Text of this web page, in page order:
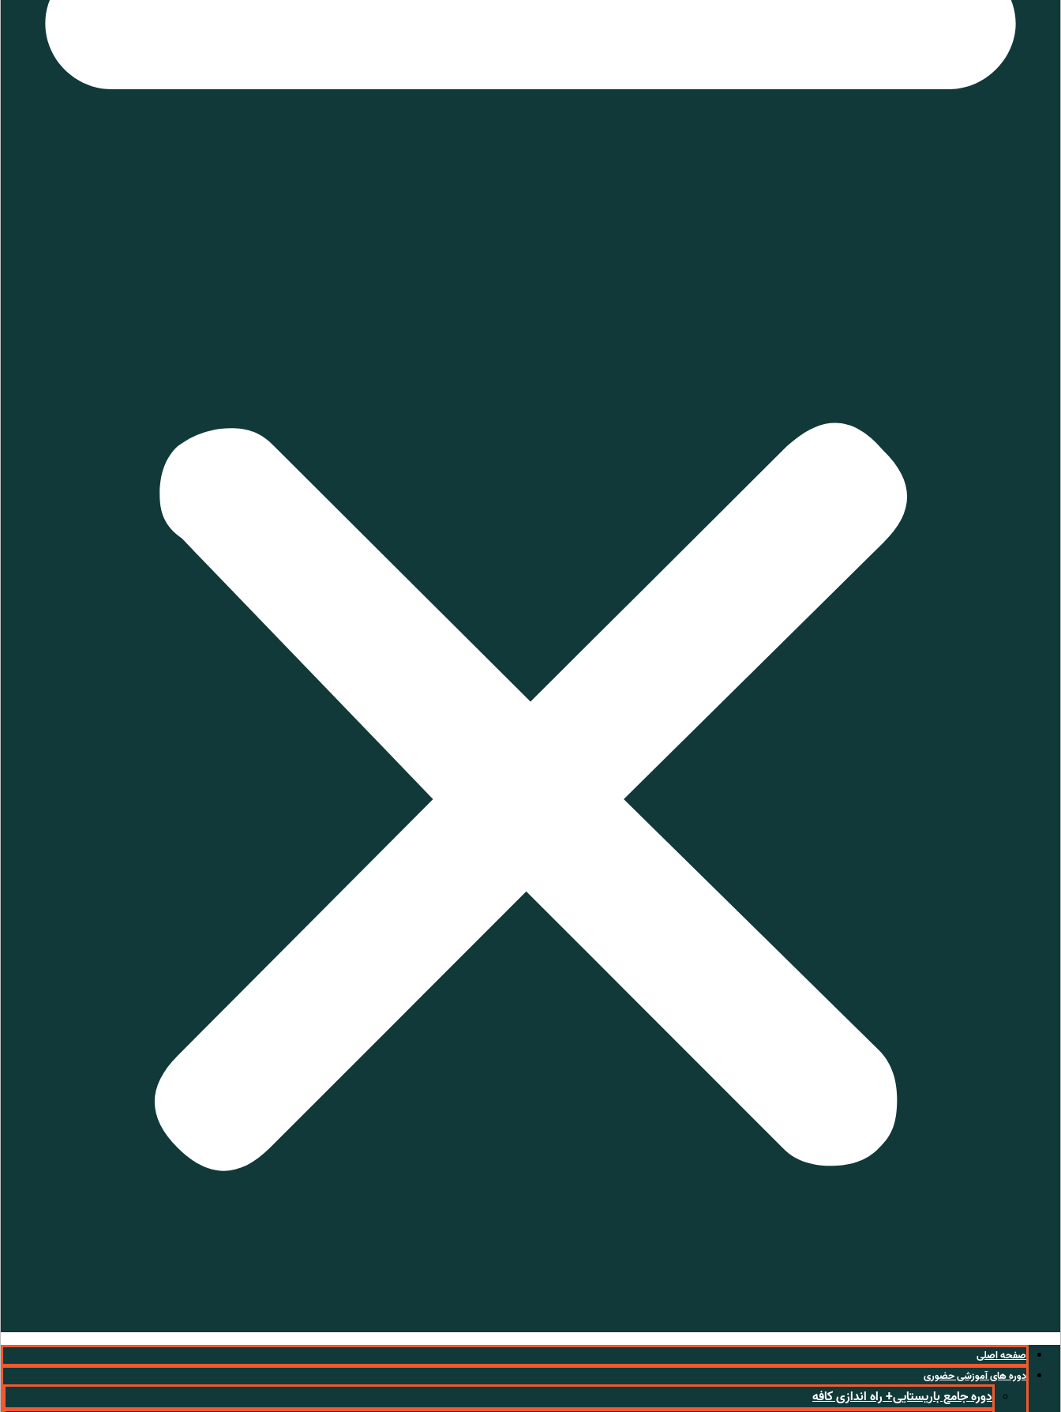
صفحه اصلی
دوره های آموزشی حضوری
دوره جامع باریستایی+ راه اندازی کافه